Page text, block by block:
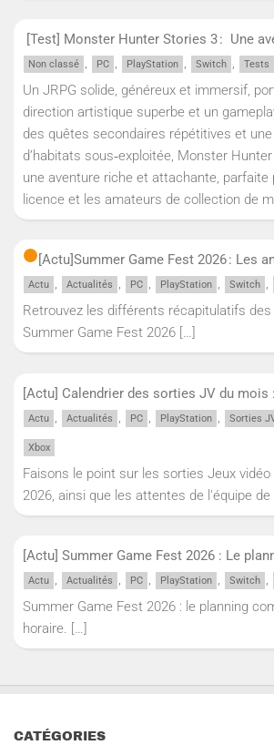
[Test] Monster Hunter Stories 3 : Une
Non classé , PC , PlayStation , Switch , Tests
Un JRPG solide, généreux et immersif,
direction artistique superbe et un
des quêtes secondaires répétitives et
d’habitats sous‑exploitée, Monster
une aventure riche et attachante, parfaite
licence et les amateurs de collection de
[Actu]Summer Game Fest 2026 : Les
Actu , Actualités , PC , PlayStation , Switch ,
Retrouvez les différents récapitulatifs
Summer Game Fest 2026 […]
[Actu] Calendrier des sorties JV du mois
Actu , Actualités , PC , PlayStation , Sorties
Xbox
Faisons le point sur les sorties Jeux
2026, ainsi que les attentes de l'équipe de
[Actu] Summer Game Fest 2026 : Le
Actu , Actualités , PC , PlayStation , Switch ,
Summer Game Fest 2026 : le planning
horaire. […]
CATÉGORIES